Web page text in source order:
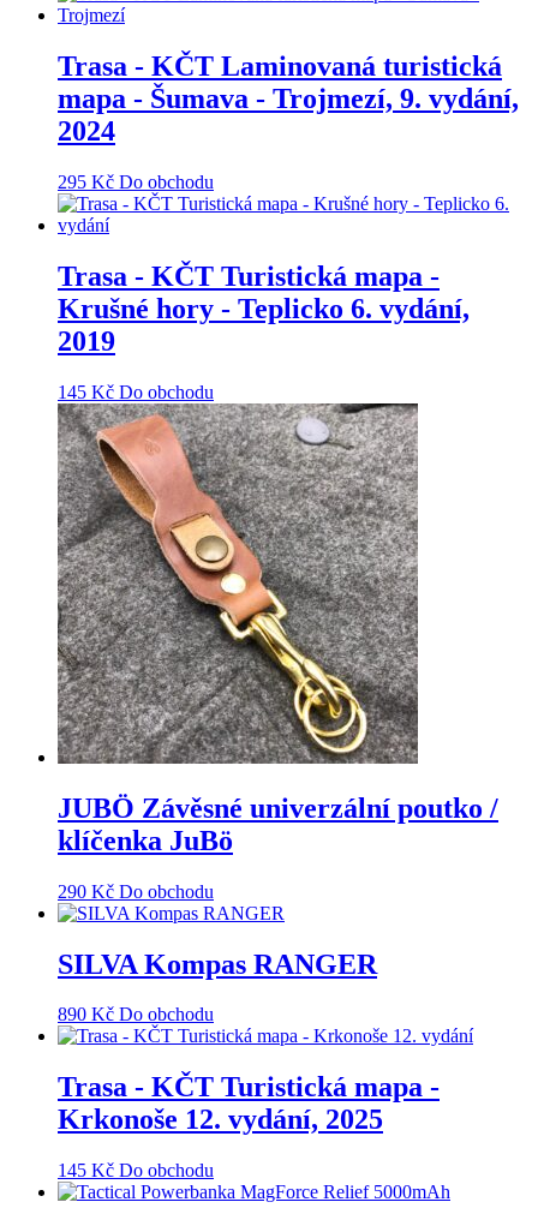
Trasa - KČT Laminovaná turistická
mapa - Šumava - Trojmezí, 9. vydání,
2024
295 Kč Do obchodu
Trasa - KČT Turistická mapa -
Krušné hory - Teplicko 6. vydání,
2019
145 Kč Do obchodu
JUBÖ Závěsné univerzální poutko /
klíčenka JuBö
290 Kč Do obchodu
SILVA Kompas RANGER
890 Kč Do obchodu
Trasa - KČT Turistická mapa -
Krkonoše 12. vydání, 2025
145 Kč Do obchodu